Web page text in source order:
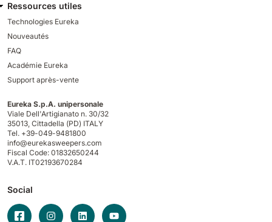
Ressources utiles
Technologies Eureka
Nouveautés
FAQ
Académie Eureka
Support après-vente
Eureka S.p.A. unipersonale
Viale Dell'Artigianato n. 30/32
35013, Cittadella (PD) ITALY
Tel. +39-049-9481800
info@eurekasweepers.com
Fiscal Code: 01832650244
V.A.T. IT02193670284
Social